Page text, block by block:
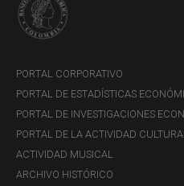
PORTAL CORPORATIVO
PORTAL DE ESTADÍSTICAS
PORTAL DE INVESTIGACIONES
PORTAL DE LA ACTIVIDAD CULTURAL
ACTIVIDAD MUSICAL
ARCHIVO HISTÓRICO